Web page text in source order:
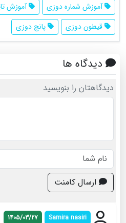
آموزش شماره دوزی
آموزش
قیطون دوزی
پانچ دوزی
دیدگاه ها
دیدگاهتان را بنویسید
ارسال کامنت
Samira nasiri
1405/03/27